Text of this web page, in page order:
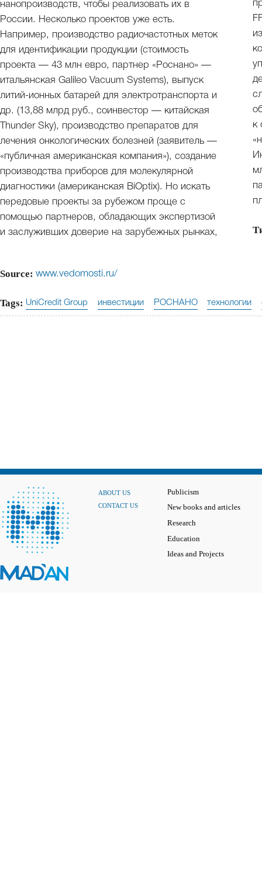
нанопроизводств, чтобы реализовать их в
России. Несколько проектов уже есть.
Например, производство радиочастотных меток
для идентификации продукции (стоимость
проекта — 43 млн евро, партнер «Роснано» —
итальянская Galileo Vacuum Systems), выпуск
литий-ионных батарей для электротранспорта и
др. (13,88 млрд руб., соинвестор — китайская
Thunder Sky), производство препаратов для
лечения онкологических болезней (заявитель —
«публичная американская компания»), создание
производства приборов для молекулярной
диагностики (американская BiOptix). Но искать
передовые проекты за рубежом проще с
помощью партнеров, обладающих экспертизой
и заслуживших доверие на зарубежных рынках,
к
Source: www.vedomosti.ru/
Tags: UniCredit Group инвестиции РОСНАНО технологии
ABOUT US
CONTACT US
Publicism
New books and articles
Research
Education
Ideas and Projects